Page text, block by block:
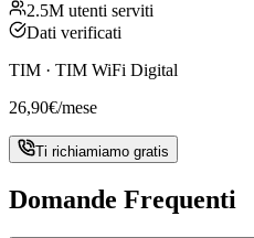
2.5M utenti serviti
Dati verificati
TIM · TIM WiFi Digital
26,90€/mese
Ti richiamiamo gratis
Domande Frequenti